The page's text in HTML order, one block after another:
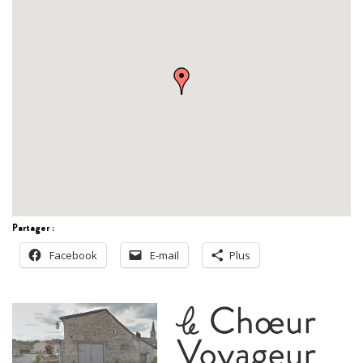
Partager :
Facebook
E-mail Plus